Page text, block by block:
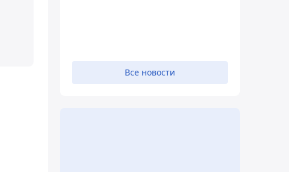
Все новости